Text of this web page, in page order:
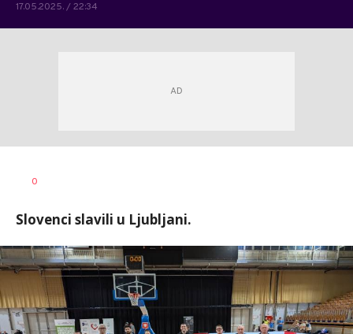
17.05.2025. / 22:34
AUTOR
0
Slovenci slavili u Ljubljani.